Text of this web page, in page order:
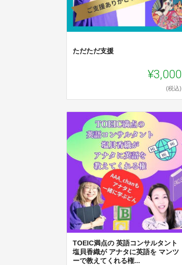
ただただ支援
¥3,000
(税込)
TOEIC満点の 英語コンサルタント
塩貝香織が アナタに英語を マンツ
ーで教えてくれる権...